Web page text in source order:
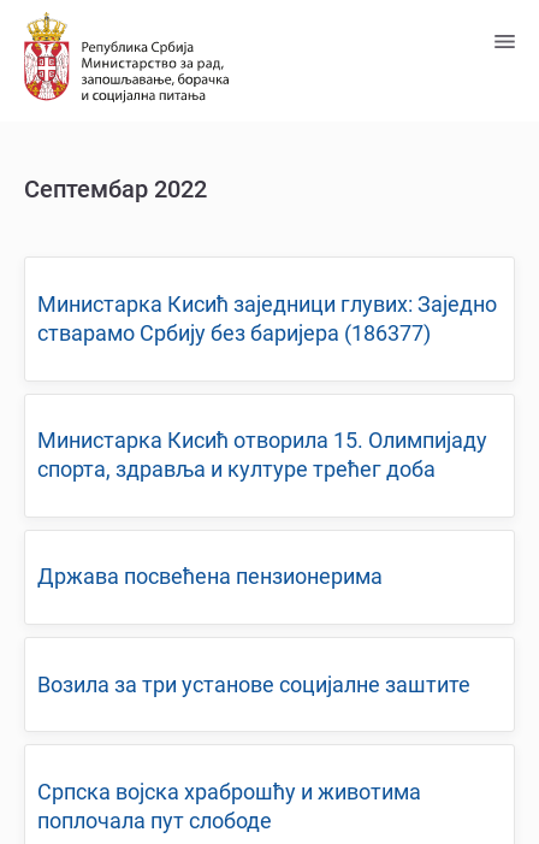
Пређи
главни
садржај
Септембар 2022
Министарка Кисић заједници глувих: Заједно
стварамо Србију без баријера (186377)
Министарка Кисић отворила 15. Олимпијаду
спорта, здравља и културе трећег доба
Држава посвећена пензионерима
Возила за три установе социјалне заштите
Српска војска храброшћу и животима
поплочала пут слободе